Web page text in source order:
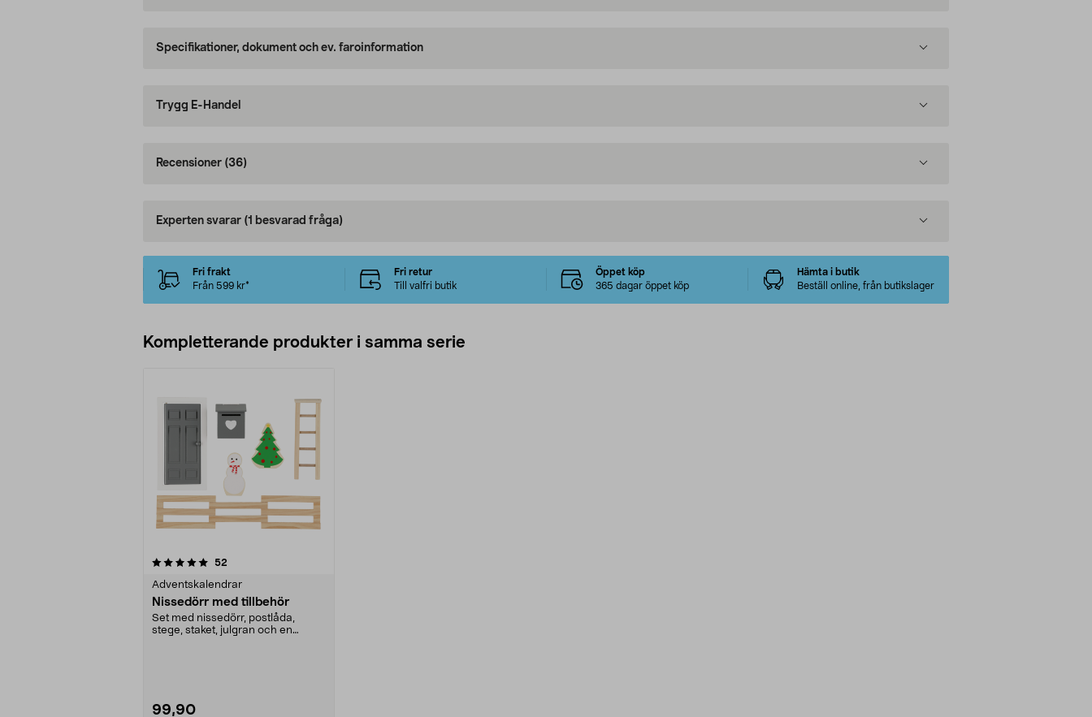
Specifikationer, dokument och ev. faroinformation
Trygg E-Handel
Recensioner (36)
Experten svarar (1 besvarad fråga)
Fri frakt
Från 599 kr*
Fri retur
Till valfri butik
Öppet köp
365 dagar öppet köp
Hämta i butik
Beställ online, från butikslager
Kompletterande produkter i samma serie
52
Adventskalendrar
Nissedörr med tillbehör
Set med nissedörr, postlåda,
stege, staket, julgran och en
99,90